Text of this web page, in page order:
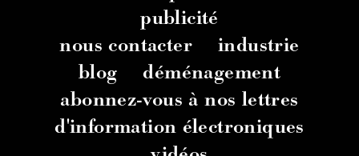
publicité
nous contacter
industrie
blog
déménagement
abonnez-vous à nos lettres
d'information électroniques